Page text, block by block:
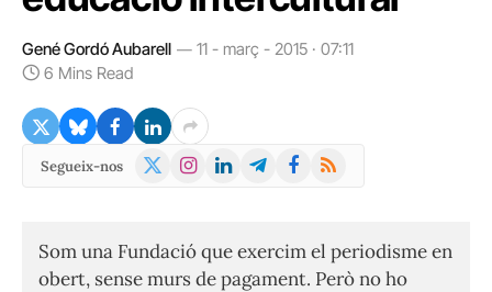
Gené Gordó Aubarell
11 - març - 2015 · 07:11
6 Mins Read
Segueix-nos
X
Instagram
LinkedInTelegramFacebook
RSS
Som una Fundació que exercim el periodisme en
obert, sense murs de pagament. Però no ho